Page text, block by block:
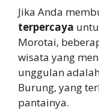
Jika Anda
terpercaya
Morotai,
wisata yang
unggulan
Burung, yang
pantainya.